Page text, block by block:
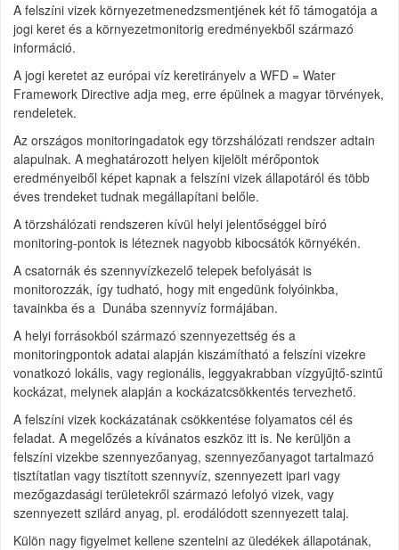
A felszíni vizek környezetmenedzsmentjének két fő támogatója a
jogi keret és a környezetmonitorig eredményekből származó
információ.
A jogi keretet az európai víz keretirányelv a WFD = Water
Framework Directive adja meg, erre épülnek a magyar törvények,
rendeletek.
Az országos monitoringadatok egy törzshálózati rendszer adtain
alapulnak. A meghatározott helyen kijelölt mérőpontok
eredményeiből képet kapnak a felszíni vizek állapotáról és több
éves trendeket tudnak megállapítani belőle.
A törzshálózati rendszeren kívül helyi jelentőséggel bíró
monitoring-pontok is léteznek nagyobb kibocsátók környékén.
A csatornák és szennyvízkezelő telepek befolyását is
monitorozzák, így tudható, hogy mit engedünk folyóinkba,
tavainkba és a Dunába szennyvíz formájában.
A helyi forrásokból származó szennyezettség és a
monitoringpontok adatai alapján kiszámítható a felszíni vizekre
vonatkozó lokális, vagy regionális, leggyakrabban vízgyűjtő-szintű
kockázat, melynek alapján a kockázatcsökkentés tervezhető.
A felszíni vizek kockázatának csökkentése folyamatos cél és
feladat. A megelőzés a kívánatos eszköz itt is. Ne kerüljön a
felszíni vizekbe szennyezőanyag, szennyezőanyagot tartalmazó
tisztítatlan vagy tisztított szennyvíz, szennyezett ipari vagy
mezőgazdasági területekről származó lefolyó vizek, vagy
szennyezett szilárd anyag, pl. erodálódott szennyezett talaj.
Külön nagy figyelmet kellene szentelni az üledékek állapotának,